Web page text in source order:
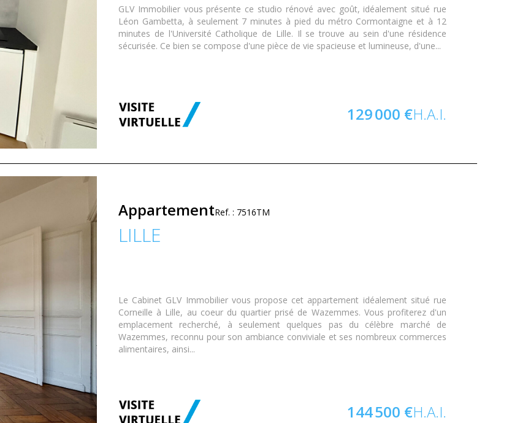
GLV Immobilier vous présente ce studio rénové avec goût, idéalement situé rue
Léon Gambetta, à seulement 7 minutes à pied du métro Cormontaigne et à 12
minutes de l'Université Catholique de Lille. Il se trouve au sein d'une résidence
sécurisée. Ce bien se compose d'une pièce de vie spacieuse et lumineuse, d'une...
129 000 €H.A.I.
AppartementRef. : 7516TM
LILLE
Le Cabinet GLV Immobilier vous propose cet appartement idéalement situé rue
Corneille à Lille, au coeur du quartier prisé de Wazemmes. Vous profiterez d'un
emplacement recherché, à seulement quelques pas du célèbre marché de
Wazemmes, reconnu pour son ambiance conviviale et ses nombreux commerces
alimentaires, ainsi...
144 500 €H.A.I.